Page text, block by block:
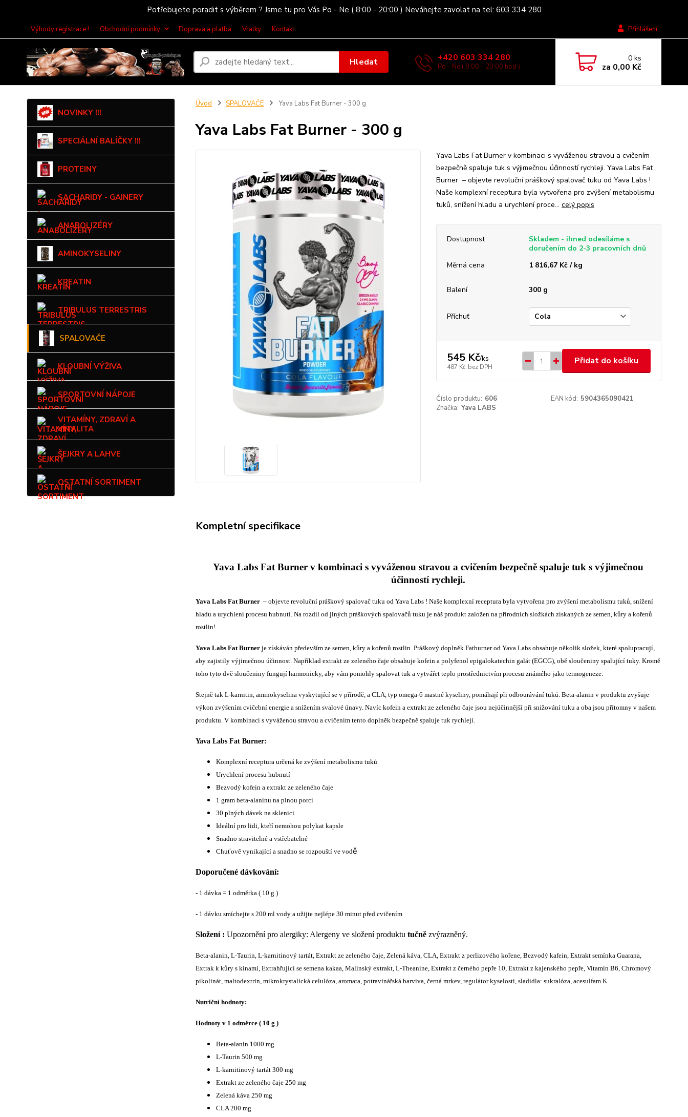
Potřebujete poradit s výběrem ? Jsme tu pro Vás Po - Ne ( 8:00 - 20:00 ) Neváhejte zavolat na tel: 603 334 280
Výhody registrace ! Obchodní podmínky Doprava a platba Vratky Kontakt Přihlášení
Hledat +420 603 334 280
Po - Ne ( 8:00 - 20:00 hod )
0ks
za 0,00 Kč
NOVINKY !!!
SPECIÁLNÍ BALÍČKY !!!
PROTEINY
SACHARIDY - GAINERY
ANABOLIZÉRY
AMINOKYSELINY
KREATIN
TRIBULUS TERRESTRIS
SPALOVAČE
KLOUBNÍ VÝŽIVA
SPORTOVNÍ NÁPOJE
VITAMÍNY, ZDRAVÍ A
VITALITA
ŠEJKRY A LAHVE
OSTATNÍ SORTIMENT
Úvod SPALOVAČE Yava Labs Fat Burner - 300 g
Yava Labs Fat Burner - 300 g
Yava Labs Fat Burner v kombinaci s vyváženou stravou a cvičením
bezpečně spaluje tuk s výjimečnou účinností rychleji. Yava Labs Fat
Burner – objevte revoluční práškový spalovač tuku od Yava Labs !
Naše komplexní receptura byla vytvořena pro zvýšení metabolismu
tuků, snížení hladu a urychlení proce... celý popis
Dostupnost
Skladem - ihned odesíláme s
doručením do 2-3 pracovních dnů
Měrná cena
1 816,67 Kč / kg
Balení 300 g
Příchuť
545 Kč/ks
487 Kč bez DPH
Přidat do košíku
Číslo produktu: 606 EAN kód: 5904365090421
Značka: Yava LABS
Kompletní specifikace
Yava Labs Fat Burner v kombinaci s vyváženou stravou a cvičením bezpečně spaluje tuk s výjimečnou
účinností rychleji.
Yava Labs Fat Burner– objevte revoluční práškový spalovač tuku od Yava Labs ! Naše komplexní receptura byla vytvořena pro zvýšení metabolismu tuků, snížení
hladu a urychlení procesu hubnutí. Na rozdíl od jiných práškových spalovačů tuku je náš produkt založen na přírodních složkách získaných ze semen, kůry a kořenů
rostlin!
Yava Labs Fat Burnerje získáván především ze semen, kůry a kořenů rostlin. Práškový doplněk Fatburner od Yava Labs obsahuje několik složek, které spolupracují,
aby zajistily výjimečnou účinnost. Například extrakt ze zeleného čaje obsahuje kofein a polyfenol epigalokatechin galát (EGCG), obě sloučeniny spalující tuky. Kromě
toho tyto dvě sloučeniny fungují harmonicky, aby vám pomohly spalovat tuk a vytvářet teplo prostřednictvím procesu známého jako termogeneze.
Stejně tak L-karnitin, aminokyselina vyskytující se v přírodě, a CLA, typ omega-6 mastné kyseliny, pomáhají při odbourávání tuků. Beta-alanin v produktu zvyšuje
výkon zvýšením cvičební energie a snížením svalové únavy. Navíc kofein a extrakt ze zeleného čaje jsou nejúčinnější při snižování tuku a oba jsou přítomny v našem
produktu. V kombinaci s vyváženou stravou a cvičením tento doplněk bezpečně spaluje tuk rychleji.
Yava Labs Fat Burner:
Komplexní receptura určená ke zvýšení metabolismu tuků
Urychlení procesu hubnutí
Bezvodý kofein a extrakt ze zeleného čaje
1 gram beta-alaninu na plnou porci
30 plných dávek na sklenici
Ideální pro lidi, kteří nemohou polykat kapsle
Snadno stravitelné a vstřebatelné
Chuťově vynikající a snadno se rozpouští ve vodě
Doporučené dávkování:
- 1 dávka = 1 odměrka ( 10 g )
- 1 dávku smíchejte s 200 ml vody a užijte nejlépe 30 minut před cvičením
Složení : Upozornění pro alergiky: Alergeny ve složení produktu tučnězvýrazněný.
Beta-alanin, L-Taurin, L-karnitinový tartát, Extrakt ze zeleného čaje, Zelená káva, CLA, Extrakt z perlizového kořene, Bezvodý kafein, Extrakt semínka Guarana,
Extrak k kůry s kinami, Extrahřující se semena kakaa, Malinský extrakt, L-Theanine, Extrakt z černého pepře 10, Extrakt z kajenského pepře, Vitamín B6, Chromový
pikolinát, maltodextrin, mikrokrystalická celulóza, aromata, potravinářská barviva, černá mrkev, regulátor kyselosti, sladidla: sukralóza, acesulfam K.
Nutriční hodnoty:
Hodnoty v 1 odměrce ( 10 g )
Beta-alanin 1000 mg
L-Taurin 500 mg
L-karnitinový tartát 300 mg
Extrakt ze zeleného čaje 250 mg
Zelená káva 250 mg
CLA 200 mg